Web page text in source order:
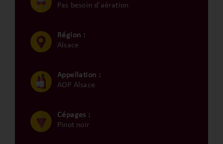
Pas besoin d'aération
Région :
Alsace
Appellation :
AOP Alsace
Cépages :
Pinot noir